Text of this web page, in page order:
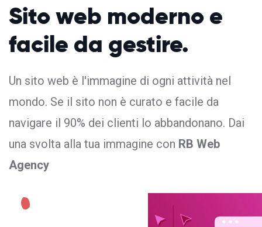
Sito web modernoe
facile da gestire.
Un sito web è l'immagine di ogni attività nel
mondo. Se il sito non è curato e facile da
navigare il 90% dei clienti lo abbandonano. Dai
una svolta alla tua immagine con RB Web
Agency